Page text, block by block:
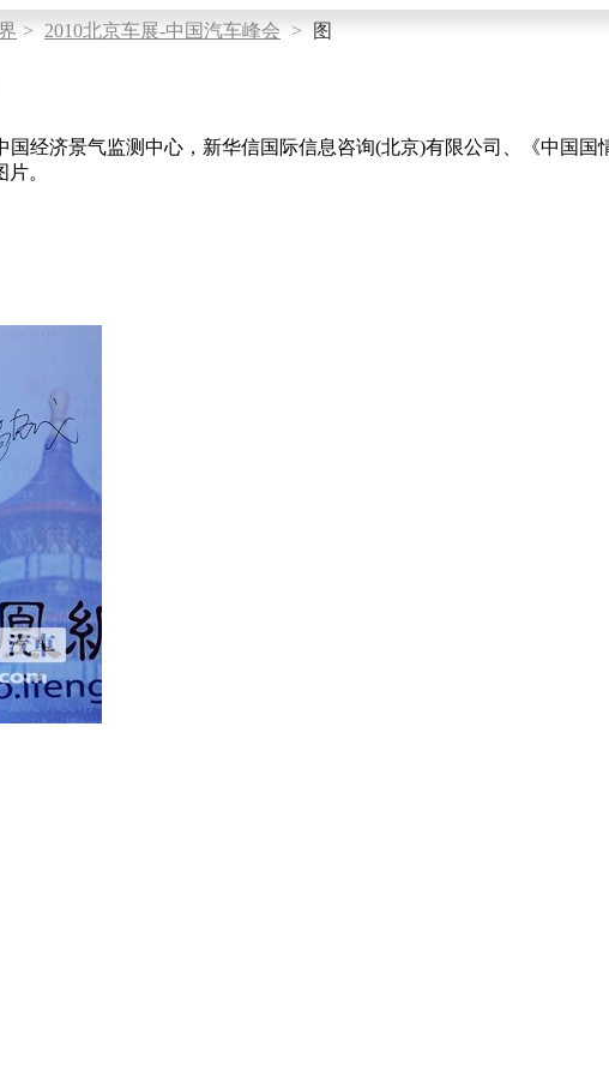
> 2010北京车展-中国汽车峰会 >
图
国经济景气监测中心，新华信国际信息咨询(北京)有限公司、《中国
。